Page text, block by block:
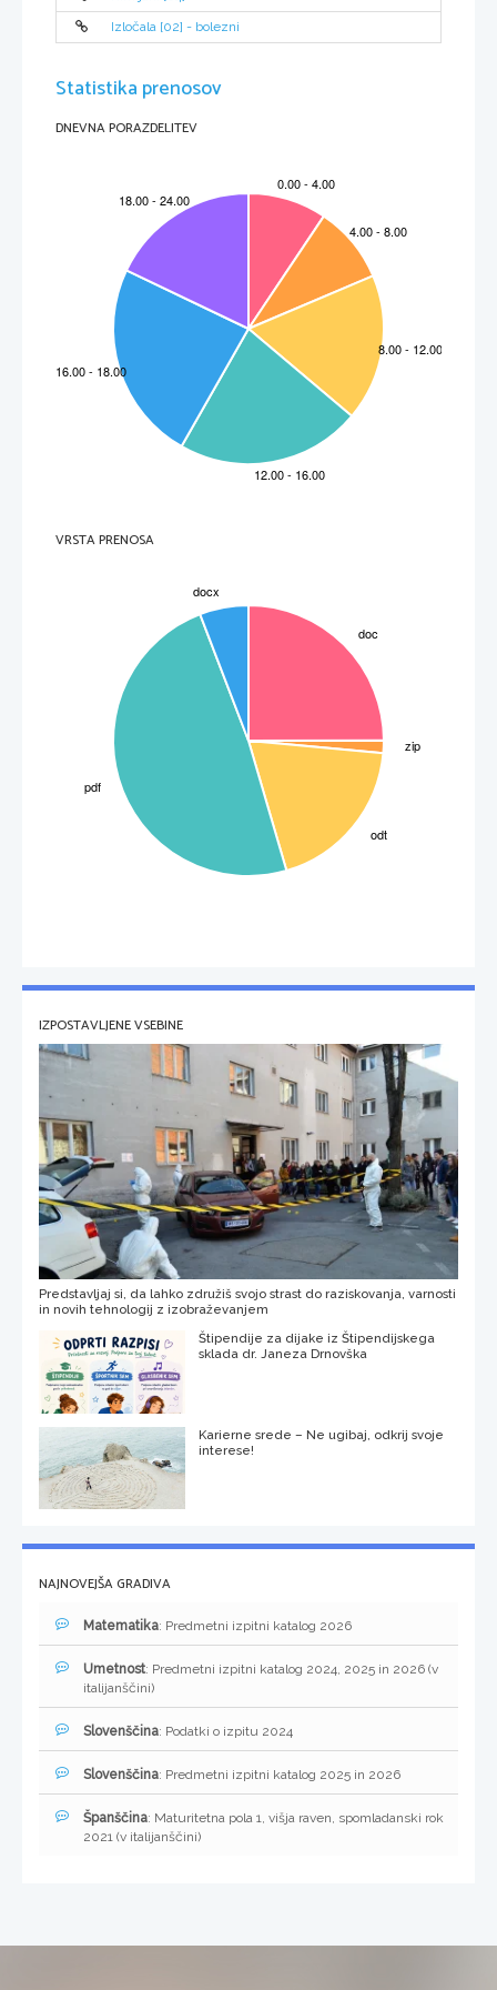
Pogosto se bolezen pojavi, najprej z nedoložno željo po izgubi parih kilogramov in s
hujšanjem, potem pa   vse to preraste v obsedenost s svojo težo in celim zunanjim
Bolezen se ponavadi prične s pasivno obliko, to je s preprostim zavračanjem hrane.
Pozneje lahko začnejo jemati tudi odvajala, klistirje in podobne zadeve. Potem pa ko
je   organizem   že   oslabljen,   se   začne   drastično   omejevanje   hrane.   Najprej   je   bolj
Bolezen je lahko življenjsko ogrožujoča, čimprej jo opazimo tem boljše je. Problem,
pri tem je, da najstnice to pogosto skrivajo in se sploh ne zavedajo v kakšni nevarnosti
Neko dekle je takole poskušala razložiti svoje vedenje:
DA SEM OBČUTILA,
DA SEM,
DA OBSTAJAM"
Izločala [02] - bolezni
Statistika prenosov
DNEVNA PORAZDELITEV
VRSTA PRENOSA
IZPOSTAVLJENE VSEBINE
Predstavljaj si, da lahko združiš svojo strast do raziskovanja, varnosti
in novih tehnologij z izobraževanjem
Štipendije za dijake iz Štipendijskega
sklada dr. Janeza Drnovška
Karierne srede – Ne ugibaj, odkrij svoje
interese!
NAJNOVEJŠA GRADIVA
Matematika: Predmetni izpitni katalog 2026
Umetnost: Predmetni izpitni katalog 2024, 2025 in 2026 (v
italijanščini)
Slovenščina: Podatki o izpitu 2024
Slovenščina: Predmetni izpitni katalog 2025 in 2026
Španščina: Maturitetna pola 1, višja raven, spomladanski rok
2021 (v italijanščini)